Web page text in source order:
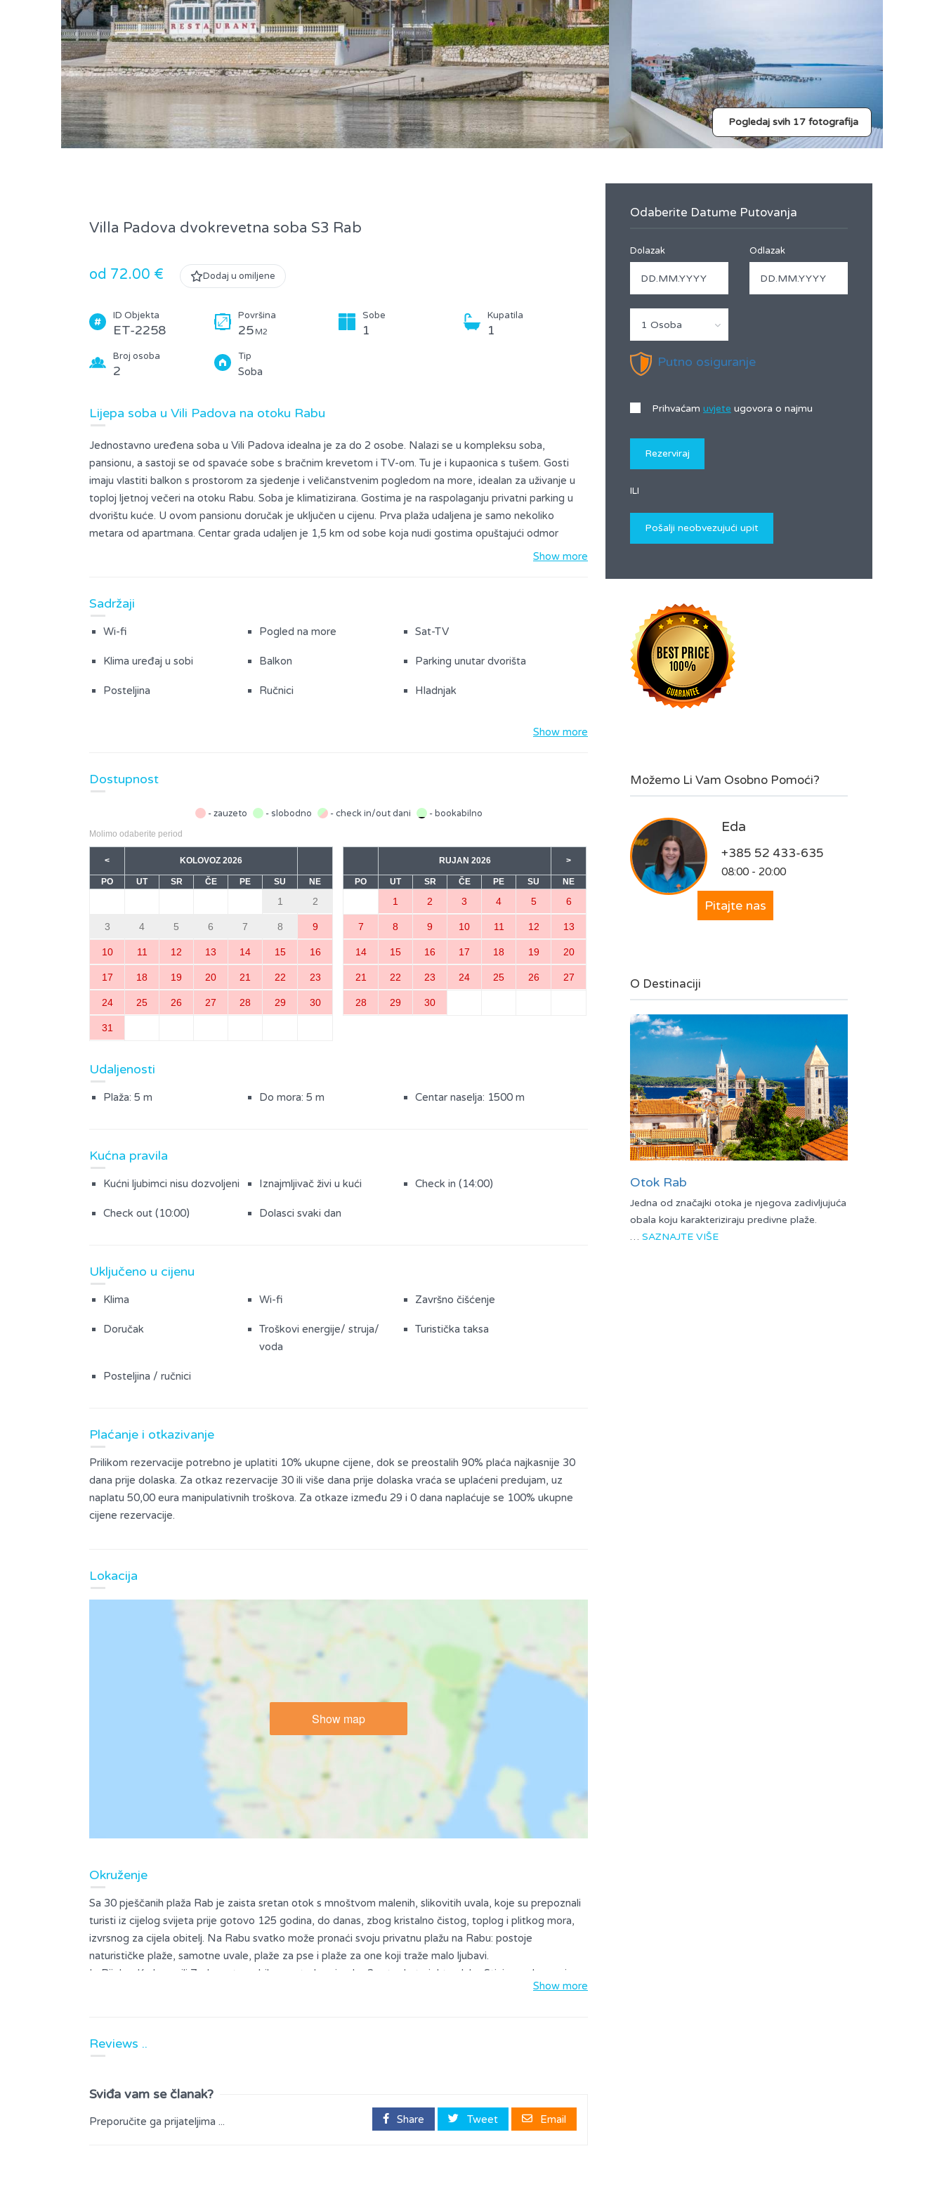
Pogledaj svih 17 fotografija
Villa Padova dvokrevetna soba S3 Rab
od 72.00 € Dodaj u omiljene
ID Objekta
ET-2258
Površina
25 M2
Sobe
1
Kupatila
1
Broj osoba
2
Tip
Soba
Lijepa soba u Vili Padova na otoku Rabu
Jednostavno uređena soba u Vili Padova idealna je za do 2 osobe. Nalazi se u kompleksu soba,
pansionu, a sastoji se od spavaće sobe s bračnim krevetom i TV-om. Tu je i kupaonica s tušem. Gosti
imaju vlastiti balkon s prostorom za sjedenje i veličanstvenim pogledom na more, idealan za uživanje u
toploj ljetnoj večeri na otoku Rabu. Soba je klimatizirana. Gostima je na raspolaganju privatni parking u
dvorištu kuće. U ovom pansionu doručak je uključen u cijenu. Prva plaža udaljena je samo nekoliko
metara od apartmana. Centar grada udaljen je 1,5 km od sobe koja nudi gostima opuštajući odmor
daleko od gradske buke, ali u isto vrijeme blizu plaže, grada, trgovina, restorana i kafića. Zbog svojeShow more
Sadržaji
Wi-fi Pogled na more Sat-TV
Klima uređaj u sobi Balkon Parking unutar dvorišta
Posteljina Ručnici Hladnjak
Soba s bračnim krevetom (1)
Show more
Dostupnost
- zauzeto - slobodno - check in/out dani - bookabilno
Molimo odaberite period
< KOLOVOZ 2026
PO UT SR ČE PE SU NE
1 2
3 4 5 6 7 8 9
10 11 12 13 14 15 16
17 18 19 20 21 22 23
24 25 26 27 28 29 30
31
RUJAN 2026 >
PO UT SR ČE PE SU NE
1 2 3 4 5 6
7 8 9 10 11 12 13
14 15 16 17 18 19 20
21 22 23 24 25 26 27
28 29 30
Udaljenosti
Plaža: 5 m Do mora: 5 m Centar naselja: 1500 m
Kućna pravila
Kućni ljubimci nisu dozvoljeni Iznajmljivač živi u kući Check in (14:00)
Check out (10:00) Dolasci svaki dan
Uključeno u cijenu
Klima Wi-fi Završno čišćenje
Doručak
Troškovi energije/ struja/
voda
Turistička taksa
Posteljina / ručnici
Plaćanje i otkazivanje
Prilikom rezervacije potrebno je uplatiti 10% ukupne cijene, dok se preostalih 90% plaća najkasnije 30
dana prije dolaska. Za otkaz rezervacije 30 ili više dana prije dolaska vraća se uplaćeni predujam, uz
naplatu 50,00 eura manipulativnih troškova. Za otkaze između 29 i 0 dana naplaćuje se 100% ukupne
cijene rezervacije.
Lokacija
Show map
Okruženje
Sa 30 pješčanih plaža Rab je zaista sretan otok s mnoštvom malenih, slikovitih uvala, koje su prepoznali
turisti iz cijelog svijeta prije gotovo 125 godina, do danas, zbog kristalno čistog, toplog i plitkog mora,
izvrsnog za cijela obitelj. Na Rabu svatko može pronaći svoju privatnu plažu na Rabu: postoje
naturističke plaže, samotne uvale, plaže za pse i plaže za one koji traže malo ljubavi.
Iz Rijeke, Karlovca ili Zadra automobilom potrebno je oko 2 sata do trajektne luke Stinica na kopnu i
luke Mišnjak na južnoj strani otoka Raba. Postoji cjelogodišnja linija, plovidba traje 15 minuta s polascima
Show more
Reviews ..
Sviđa vam se članak?
Preporučite ga prijateljima ... Share Tweet Email
Odaberite Datume Putovanja
Dolazak Odlazak
1 Osoba
Putno osiguranje
Prihvaćam uvjete ugovora o najmu
ILI
Možemo Li Vam Osobno Pomoći?
Eda
+385 52 433-635
08:00 - 20:00
Pitajte nas
O Destinaciji
Otok Rab
Jedna od značajki otoka je njegova zadivljujuća
obala koju karakteriziraju predivne plaže.
… SAZNAJTE VIŠE